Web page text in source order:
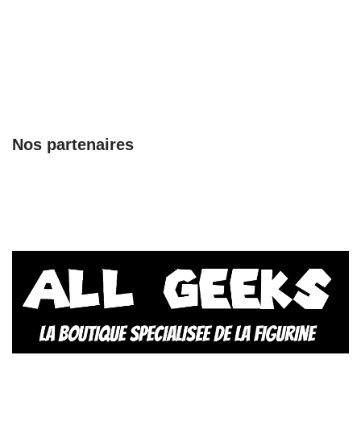
Nos partenaires